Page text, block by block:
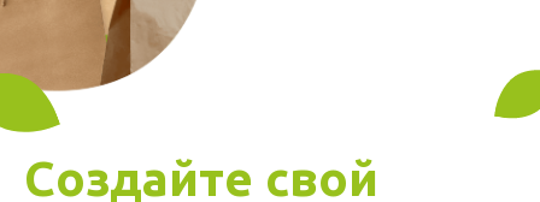
Создайте свой